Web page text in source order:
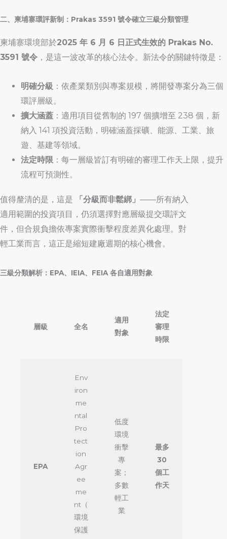
二、柬埔寨環評新制：Prakas 3591 號令確立三級分類管理
柬埔寨環境部於2025 年 6 月 6 日正式生效的 Prakas No.
3591 號令 ，是這一波改革的核心法令。新法令的關鍵特徵是：
明確分級 ：依產業類別與專案規模，將開發專案分為三個
環評層級。
擴大涵蓋 ：適用項目從舊制的 197 個擴增至 238 個，新
納入 141 項投資活動，明確涵蓋採礦、能源、工業、旅
遊、基建等領域。
法定時限 ：每一層級皆訂有明確的審理工作天上限，提升
流程可預測性。
值得釐清的是，這是 「分級而非鬆綁」 ——所有納入
適用範圍的投資項目，仍須選擇對應層級提交環評文
件，但合規負擔依專案實際衝擊程度差異化處理。對
輕工業而言，這正是縮短建廠週期的核心機會。
三級分類解析：EPA、IEIA、FEIA 各自適用對象
層級 全名
適用
對象
法定
審理
時限
EPA
Env
iron
me
ntal
Pro
tect
ion
Agr
ee
me
nt（
環境
保護
低度
環境
衝擊
專
案；
多數
輕工
業
最多
30
個工
作天